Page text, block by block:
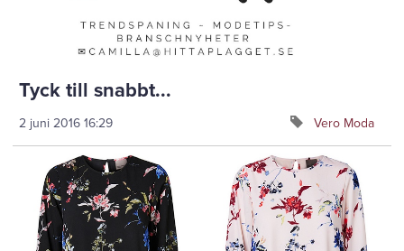
Tyck till snabbt...
2 juni 2016 16:29 Vero Moda